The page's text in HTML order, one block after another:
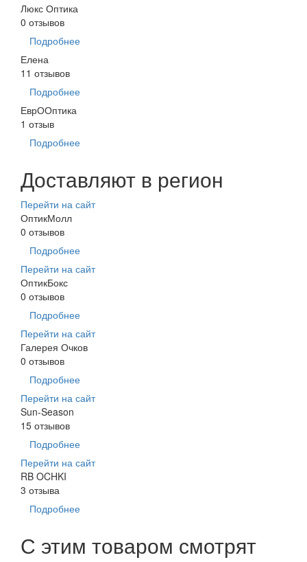
Люкс Оптика
0 отзывов
Подробнее
Елена
11 отзывов
Подробнее
ЕврООптика
1 отзыв
Подробнее
Доставляют в регион
Перейти на сайт
ОптикМолл
0 отзывов
Подробнее
Перейти на сайт
ОптикБокс
0 отзывов
Подробнее
Перейти на сайт
Галерея Очков
0 отзывов
Подробнее
Перейти на сайт
Sun-Season
15 отзывов
Подробнее
Перейти на сайт
RB OCHKI
3 отзыва
Подробнее
С этим товаром смотрят